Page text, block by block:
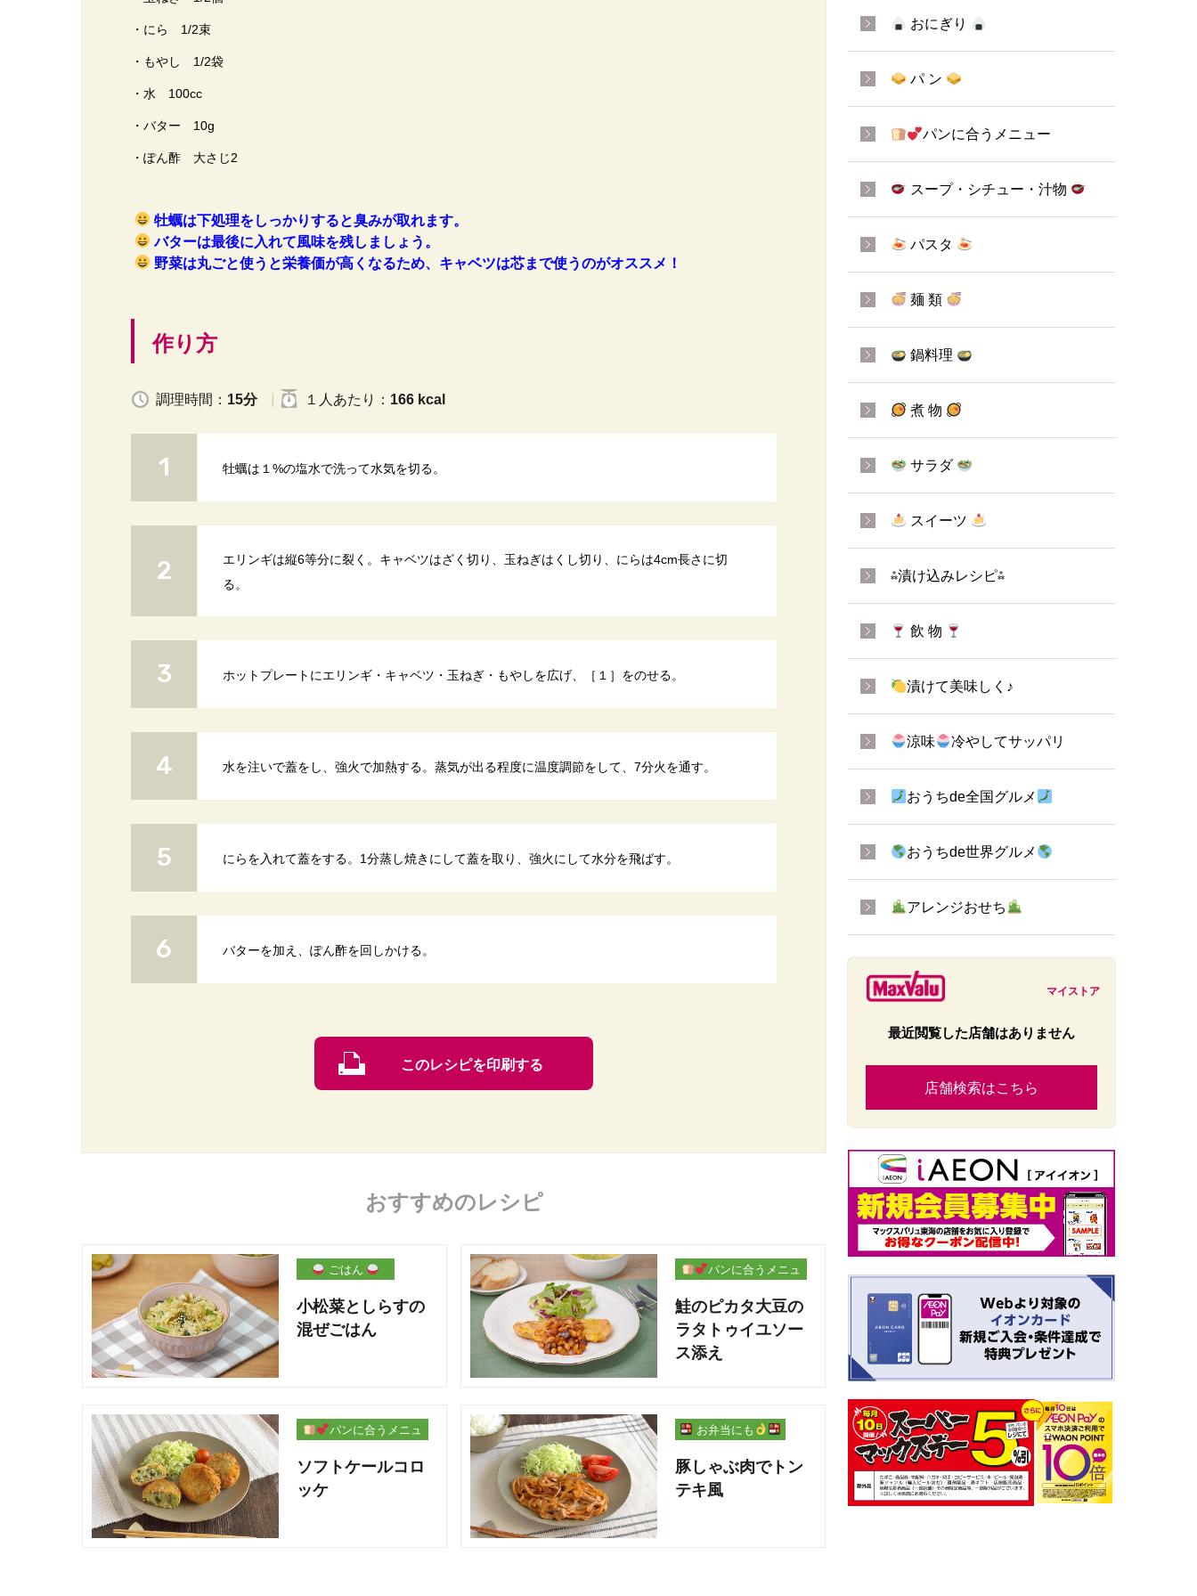
・にら 1/2束
・もやし 1/2袋
・水 100cc
・バター 10g
・ぽん酢 大さじ2
牡蠣は下処理をしっかりすると臭みが取れます。
バターは最後に入れて風味を残しましょう。
野菜は丸ごと使うと栄養価が高くなるため、キャベツは芯まで使うのがオススメ！
作り方
調理時間： 15分 １人 あたり ： 166 kcal
牡蠣は１%の塩水で洗って水気を切る。
エリンギは縦6等分に裂く。キャベツはざく切り、玉ねぎはくし切り、にらは4cm長さに切
る。
ホットプレートにエリンギ・キャベツ・玉ねぎ・もやしを広げ、［１］をのせる。
水を注いで蓋をし、強火で加熱する。蒸気が出る程度に温度調節をして、7分火を通す。
にらを入れて蓋をする。1分蒸し焼きにして蓋を取り、強火にして水分を飛ばす。
バターを加え、ぽん酢を回しかける。
このレシピを印刷する
おすすめのレシピ
ごはん
小松菜としらすの
混ぜごはん
パンに合うメニュ
鮭のピカタ大豆の
ラタトゥイユソー
ス添え
パンに合うメニュ
ソフトケールコロ
ッケ
お弁当にも
豚しゃぶ肉でトン
テキ風
おにぎり
パ ン
パンに合うメニュー
スープ・シチュー・汁物
パスタ
麺 類
鍋料理
煮 物
サラダ
スイーツ
⁂漬け込みレシピ⁂
飲 物
漬けて美味しく♪
涼味 冷やしてサッパリ
おうちde全国グルメ
おうちde世界グルメ
アレンジおせち
マイストア
最近閲覧した店舗はありません
店舗検索はこちら